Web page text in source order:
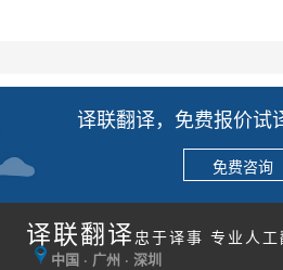
译联翻译，免费报价试
免费咨询
译联翻译 忠于译事 专业人工
中国 · 广州 · 深圳